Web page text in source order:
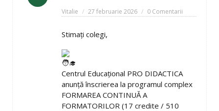
Vitalie 27 februarie 2026 0 Comentarii
Stimați colegi,
Centrul Educațional PRO DIDACTICA
anunță înscrierea la programul complex
FORMAREA CONTINUĂ A
FORMATORILOR (17 credite / 510